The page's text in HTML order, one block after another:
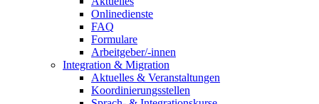
Onlinedienste
FAQ
Formulare
Arbeitgeber/-innen
Integration & Migration
Aktuelles & Veranstaltungen
Koordinierungsstellen